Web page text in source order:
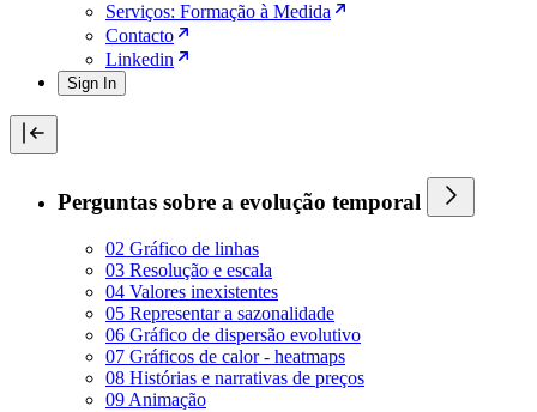
Serviços: Formação à Medida
Contacto
Linkedin
Sign In
Perguntas sobre a evolução temporal
02 Gráfico de linhas
03 Resolução e escala
04 Valores inexistentes
05 Representar a sazonalidade
06 Gráfico de dispersão evolutivo
07 Gráficos de calor - heatmaps
08 Histórias e narrativas de preços
09 Animação